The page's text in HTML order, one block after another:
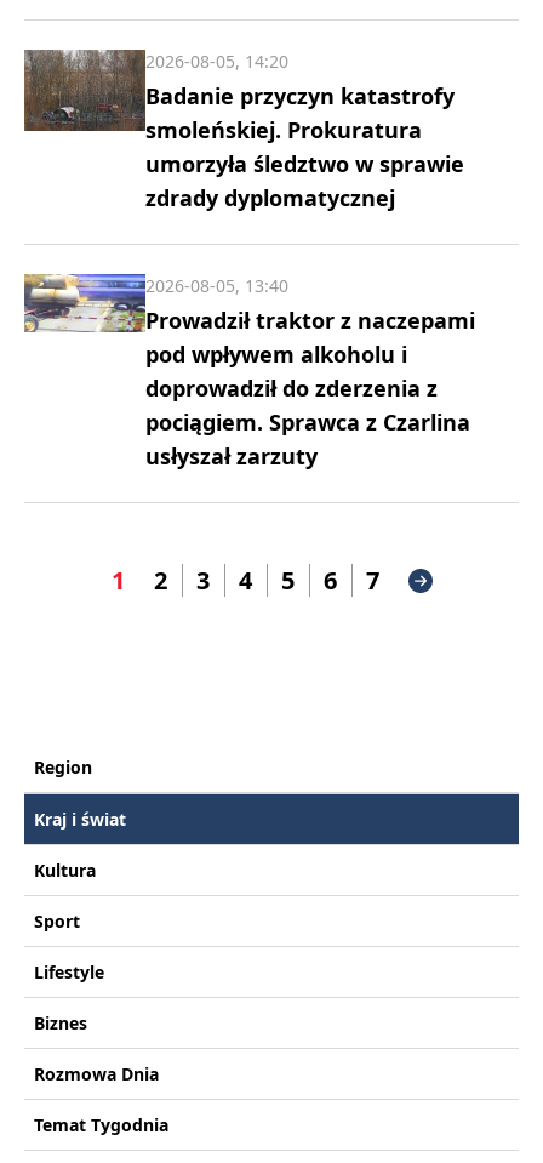
Badanie przyczyn katastrofy
smoleńskiej. Prokuratura
umorzyła śledztwo w sprawie
zdrady dyplomatycznej
2026-08-05, 14:20
Prowadził traktor z naczepami
pod wpływem alkoholu i
doprowadził do zderzenia z
pociągiem. Sprawca z Czarlina
usłyszał zarzuty
2026-08-05, 13:40
1 2 3 4 5 6 7
Region
Kraj i świat
Kultura
Sport
Lifestyle
Biznes
Rozmowa Dnia
Temat Tygodnia